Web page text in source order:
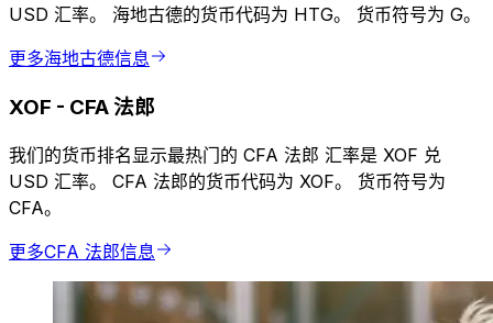
USD 汇率。 海地古德的货币代码为 HTG。 货币符号为 G。
更多海地古德信息
XOF - CFA 法郎
我们的货币排名显示最热门的 CFA 法郎 汇率是 XOF 兑
USD 汇率。 CFA 法郎的货币代码为 XOF。 货币符号为
CFA。
更多CFA 法郎信息